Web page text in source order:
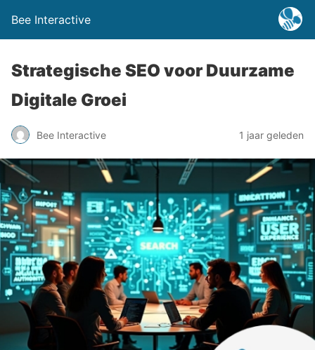
Bee Interactive
Strategische SEO voor Duurzame
Digitale Groei
Bee Interactive 1 jaar geleden